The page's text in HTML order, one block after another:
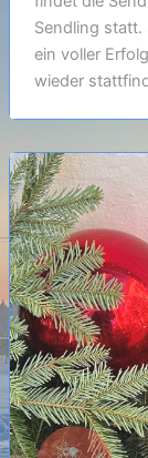
Sendling statt.
ein voller
wieder